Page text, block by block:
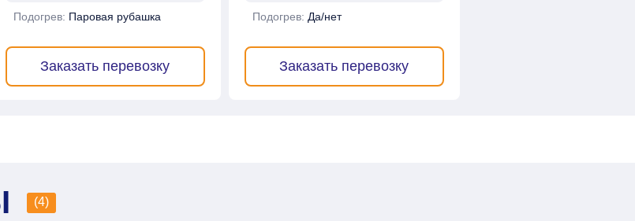
Подогрев: Паровая рубашка
Заказать перевозку
Подогрев: Да/нет
Заказать перевозку
(4)